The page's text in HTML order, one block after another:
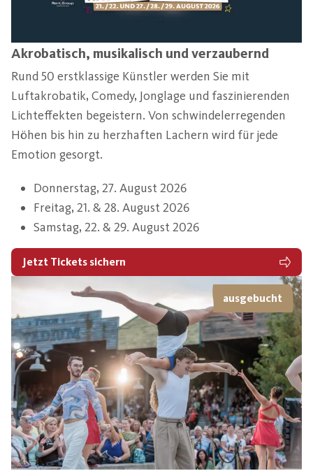
Akrobatisch, musikalisch und verzaubernd
Rund 50 erstklassige Künstler werden Sie mit
Luftakrobatik, Comedy, Jonglage und faszinierenden
Lichteffekten begeistern. Von schwindelerregenden
Höhen bis hin zu herzhaften Lachern wird für jede
Emotion gesorgt.
Donnerstag, 27. August 2026
Freitag, 21. & 28. August 2026
Samstag, 22. & 29. August 2026
Jetzt Tickets sichern
ausgebucht